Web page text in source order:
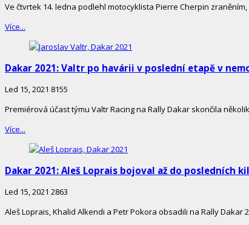
Ve čtvrtek 14. ledna podlehl motocyklista Pierre Cherpin
Více...
Dakar 2021: Valtr po havárii v poslední etapě v
Led 15, 2021 8155
Premiérová účast týmu Valtr Racing na Rally Dakar skončila
Více...
Dakar 2021: Aleš Loprais bojoval až do posledních
Led 15, 2021 2863
Aleš Loprais, Khalid Alkendi a Petr Pokora obsadili na Rally